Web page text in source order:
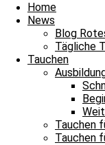
Home
News
Blog
Tägliche
Tauchen
Tauchen
Tauchen
Kommentar*
*